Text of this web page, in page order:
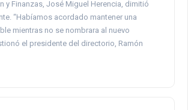
y Finanzas, José Miguel Herencia, dimitió
“Habíamos acordado mantener una
mientras no se nombrara al nuevo
el presidente del directorio, Ramón